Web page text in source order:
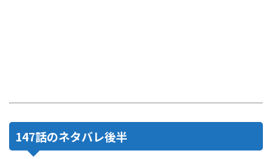
147話のネタバレ後半